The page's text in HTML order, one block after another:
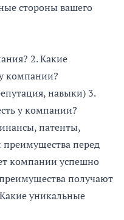
стороны вашего
2. Какие
компании?
навыки) 3.
у компании?
патенты,
перед
компании успешно
получают
уникальные